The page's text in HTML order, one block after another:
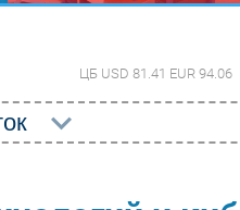
ЦБ USD 81.41 EUR 94.06